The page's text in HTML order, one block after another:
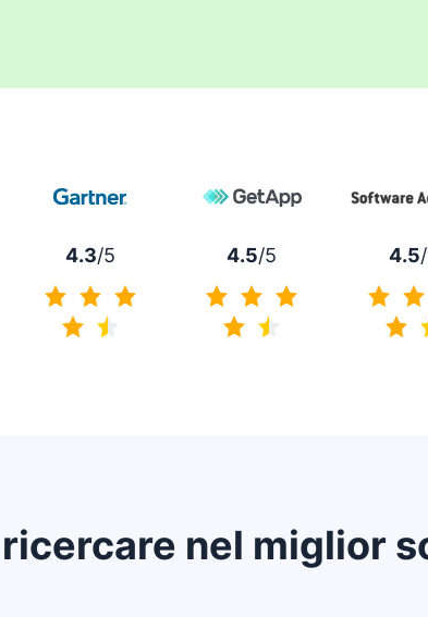
4.3/5
4.3 di 5
4.5/5
4.5 di 5
4.5
nel miglior